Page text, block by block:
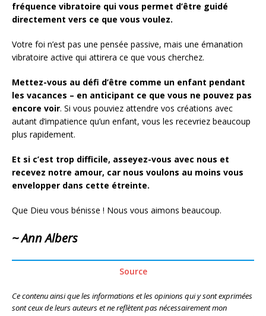
fréquence vibratoire qui vous permet d’être guidé
directement vers ce que vous voulez.
Votre foi n’est pas une pensée passive, mais une émanation
vibratoire active qui attirera ce que vous cherchez.
Mettez-vous au défi d’être comme un enfant pendant
les vacances – en anticipant ce que vous ne pouvez pas
encore voir. Si vous pouviez attendre vos créations avec
autant d’impatience qu’un enfant, vous les recevriez beaucoup
plus rapidement.
Et si c’est trop difficile, asseyez-vous avec nous et
recevez notre amour, car nous voulons au moins vous
envelopper dans cette étreinte.
Que Dieu vous bénisse ! Nous vous aimons beaucoup.
~ Ann Albers
Source
Ce contenu ainsi que les informations et les opinions qui y sont exprimées
sont ceux de leurs auteurs et ne reflètent pas nécessairement mon